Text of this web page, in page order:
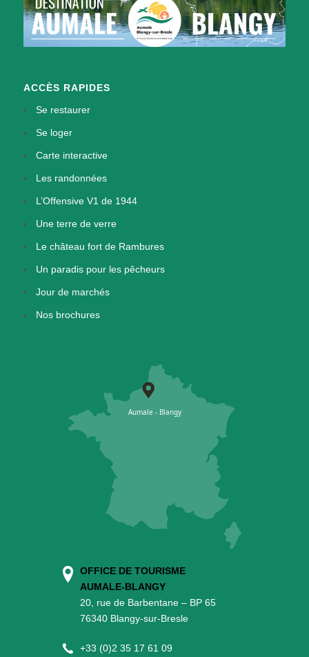
ACCÈS RAPIDES
Se restaurer
Se loger
Carte interactive
Les randonnées
L’Offensive V1 de 1944
Une terre de verre
Le château fort de Rambures
Un paradis pour les pêcheurs
Jour de marchés
Nos brochures
OFFICE DE TOURISME
AUMALE-BLANGY
20, rue de Barbentane – BP 65
76340 Blangy-sur-Bresle
+33 (0)2 35 17 61 09